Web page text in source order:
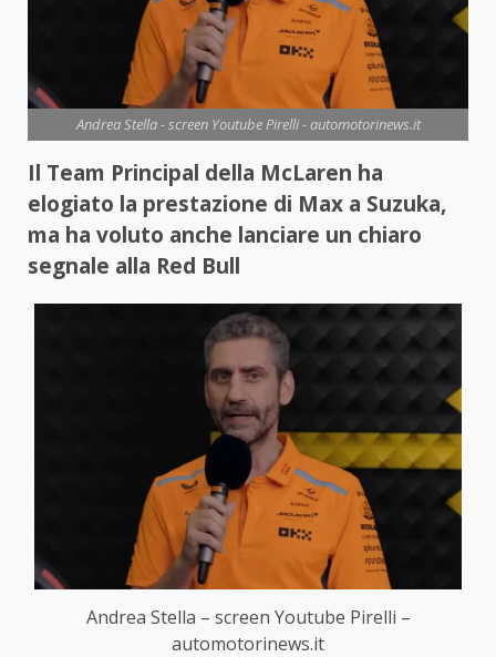
Andrea Stella - screen Youtube Pirelli - automotorinews.it
Il Team Principal della McLaren ha
elogiato la prestazione di Max a Suzuka,
ma ha voluto anche lanciare un chiaro
segnale alla Red Bull
Andrea Stella – screen Youtube Pirelli –
automotorinews.it